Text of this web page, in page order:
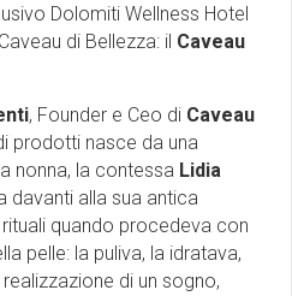
Dolomiti Wellness Hotel
di Bellezza: il Caveau
, Founder e Ceo di Caveau
prodotti nasce da una
nonna, la contessa Lidia
davanti alla sua antica
quando procedeva con
pelle: la puliva, la idratava,
di un sogno,